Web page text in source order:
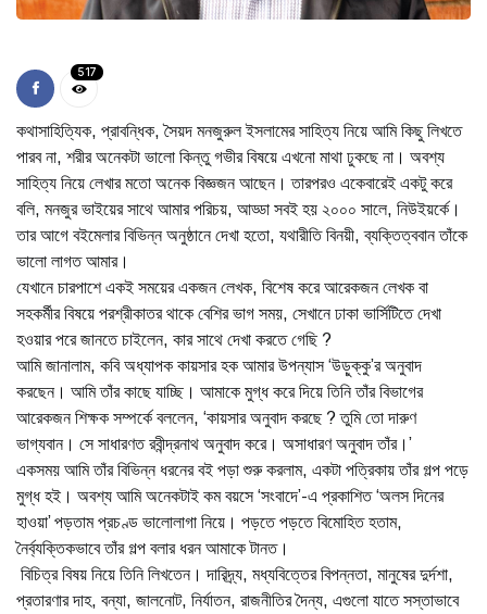
517
কথাসাহিত্যিক, প্রাবন্ধিক, সৈয়দ মনজুরুল ইসলামের সাহিত্য নিয়ে আমি কিছু লিখতে
পারব না, শরীর অনেকটা ভালো কিন্তু গভীর বিষয়ে এখনো মাথা ঢুকছে না। অবশ্য
সাহিত্য নিয়ে লেখার মতো অনেক বিজ্ঞজন আছেন। তারপরও একেবারেই একটু করে
বলি, মনজুর ভাইয়ের সাথে আমার পরিচয়, আড্ডা সবই হয় ২০০০ সালে, নিউইয়র্কে।
তার আগে বইমেলার বিভিন্ন অনুষ্ঠানে দেখা হতো, যথারীতি বিনয়ী, ব্যক্তিত্ববান তাঁকে
ভালো লাগত আমার।
যেখানে চারপাশে একই সময়ের একজন লেখক, বিশেষ করে আরেকজন লেখক বা
সহকর্মীর বিষয়ে পরশ্রীকাতর থাকে বেশির ভাগ সময়, সেখানে ঢাকা ভার্সিটিতে দেখা
হওয়ার পরে জানতে চাইলেন, কার সাথে দেখা করতে গেছি ?
আমি জানালাম, কবি অধ্যাপক কায়সার হক আমার উপন্যাস ‘উড়ুক্কু’র অনুবাদ
করছেন। আমি তাঁর কাছে যাচ্ছি। আমাকে মুগ্ধ করে দিয়ে তিনি তাঁর বিভাগের
আরেকজন শিক্ষক সম্পর্কে বললেন, ‘কায়সার অনুবাদ করছে ? তুমি তো দারুণ
ভাগ্যবান। সে সাধারণত রবীন্দ্রনাথ অনুবাদ করে। অসাধারণ অনুবাদ তাঁর।’
একসময় আমি তাঁর বিভিন্ন ধরনের বই পড়া শুরু করলাম, একটা পত্রিকায় তাঁর গল্প পড়ে
মুগ্ধ হই। অবশ্য আমি অনেকটাই কম বয়সে ‘সংবাদে’-এ প্রকাশিত ‘অলস দিনের
হাওয়া’ পড়তাম প্রচণ্ড ভালোলাগা নিয়ে। পড়তে পড়তে বিমোহিত হতাম,
নৈর্ব্যক্তিকভাবে তাঁর গল্প বলার ধরন আমাকে টানত।
বিচিত্র বিষয় নিয়ে তিনি লিখতেন। দারিদ্র্য, মধ্যবিত্তের বিপন্নতা, মানুষের দুর্দশা,
প্রতারণার দাহ, বন্যা, জালনোট, নির্যাতন, রাজনীতির দৈন্য, এগুলো যাতে সস্তাভাবে